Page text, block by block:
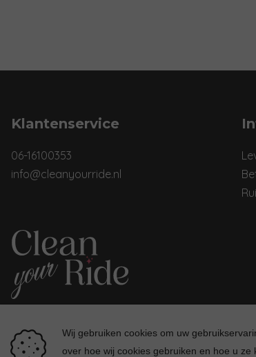
Klantenservice
06-16100353
info@cleanyourride.nl
Wij gebruiken cookies om uw
over hoe wij cookies gebruiken en hoe u